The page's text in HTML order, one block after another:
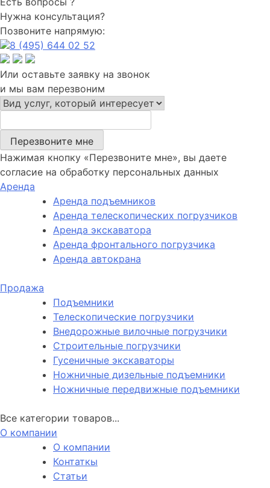
Нужна консультация?
Позвоните напрямую:
8 (495) 644 02 52
Или оставьте заявку на звонок
и мы вам перезвоним
Перезвоните мне
Нажимая кнопку «Перезвоните мне», вы даете
согласие на обработку персональных данных
Аренда
Аренда подъемников
Аренда телескопических погрузчиков
Аренда экскаватора
Аренда фронтального погрузчика
Аренда автокрана
Продажа
Подъемники
Телескопические погрузчики
Внедорожные вилочные погрузчики
Строительные погрузчики
Гусеничные экскаваторы
Ножничные дизельные подъемники
Ножничные передвижные подъемники
Все категории товаров...
О компании
О компании
Контаткы
Статьи